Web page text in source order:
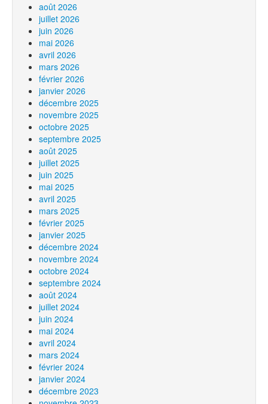
août 2026
juillet 2026
juin 2026
mai 2026
avril 2026
mars 2026
février 2026
janvier 2026
décembre 2025
novembre 2025
octobre 2025
septembre 2025
août 2025
juillet 2025
juin 2025
mai 2025
avril 2025
mars 2025
février 2025
janvier 2025
décembre 2024
novembre 2024
octobre 2024
septembre 2024
août 2024
juillet 2024
juin 2024
mai 2024
avril 2024
mars 2024
février 2024
janvier 2024
décembre 2023